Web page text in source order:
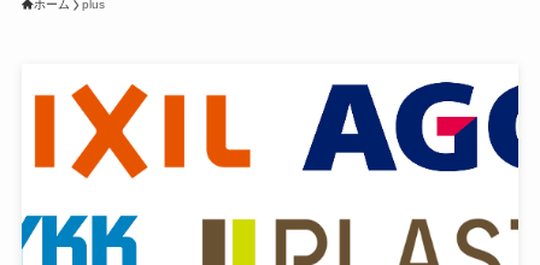
ホーム plus